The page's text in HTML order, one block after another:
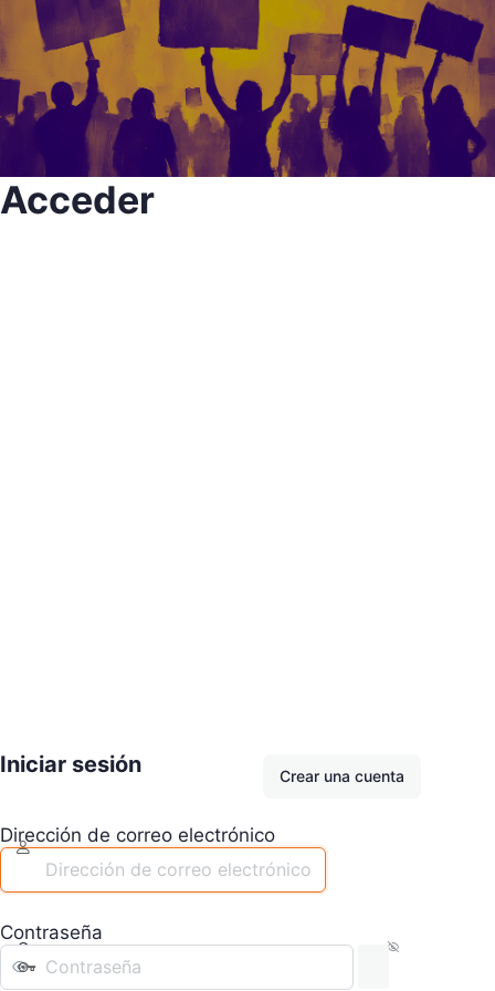
Acceder
Iniciar sesión Crear una cuenta
Dirección de correo electrónico
Contraseña